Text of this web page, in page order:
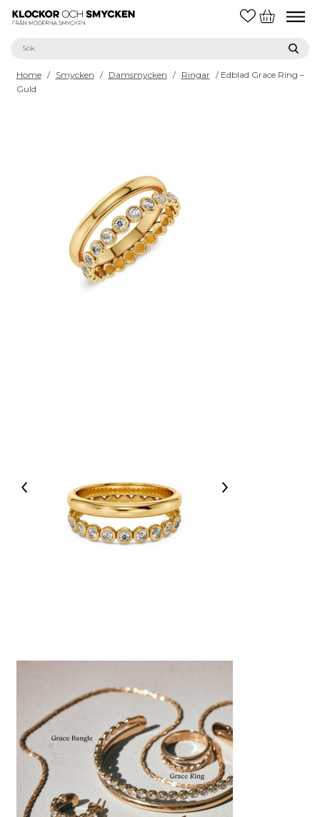
Home / Smycken / Damsmycken / Ringar / Edblad Grace Ring –
Guld